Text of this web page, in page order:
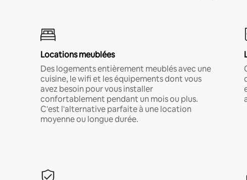
Locations meublées
Des logements entièrement meublés avec une
cuisine, le wifi et les équipements dont vous
avez besoin pour vous installer
confortablement pendant un mois ou plus.
C'est l'alternative parfaite à une location
moyenne ou longue durée.